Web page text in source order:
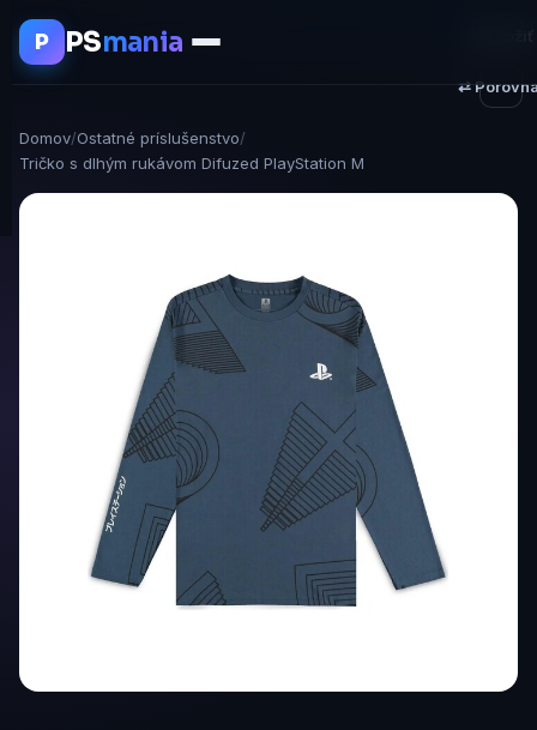
P PSmania
Domov/Ostatné príslušenstvo/
Tričko s dlhým rukávom Difuzed PlayStation M
⇄